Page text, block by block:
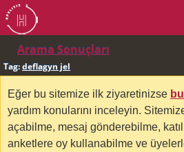
Arama Sonuçları
Tag:deflagyn jel
Eğer bu sitemize ilk ziyaretinizse
yardım konularını inceleyin.
açabilme, mesaj gönderebilme,
anketlere oy kullanabilme ve